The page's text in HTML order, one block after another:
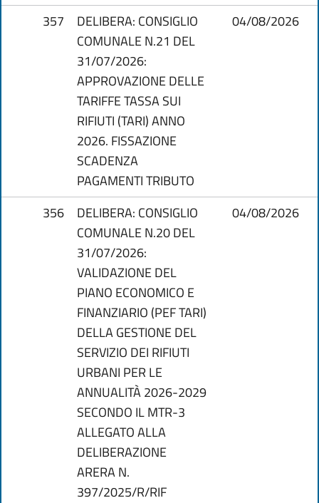
357
DELIBERA: CONSIGLIO
COMUNALE N.21 DEL
31/07/2026:
APPROVAZIONE DELLE
TARIFFE TASSA SUI
RIFIUTI (TARI) ANNO
2026. FISSAZIONE
SCADENZA
PAGAMENTI TRIBUTO
04/08/2026
356
DELIBERA: CONSIGLIO
COMUNALE N.20 DEL
31/07/2026:
VALIDAZIONE DEL
PIANO ECONOMICO E
FINANZIARIO (PEF TARI)
DELLA GESTIONE DEL
SERVIZIO DEI RIFIUTI
URBANI PER LE
ANNUALITÀ 2026-2029
SECONDO IL MTR-3
ALLEGATO ALLA
DELIBERAZIONE
ARERA N.
397/2025/R/RIF
04/08/2026